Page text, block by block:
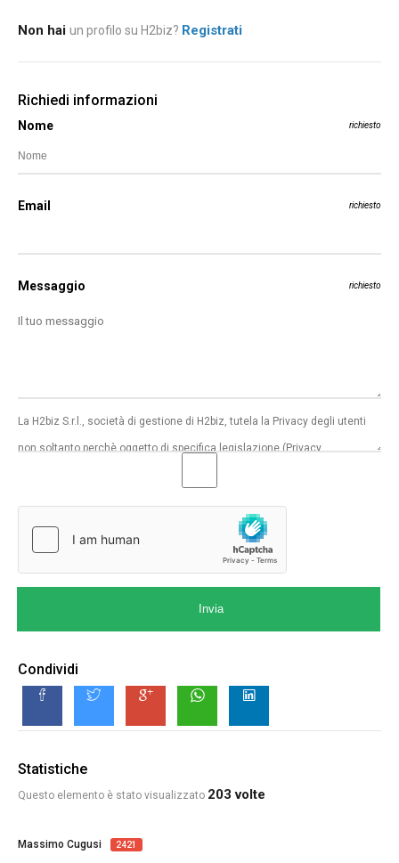
Non hai un profilo su H2biz? Registrati
Richiedi informazioni
Nome richiesto
Email richiesto
Messaggio richiesto
Invia
Condividi
Statistiche
Questo elemento è stato visualizzato 203 volte
Massimo Cugusi 2421